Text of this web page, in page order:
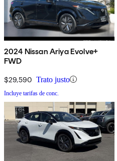
2024 Nissan Ariya Evolve+
FWD
$29,590 Trato justo
Incluye tarifas de conc.